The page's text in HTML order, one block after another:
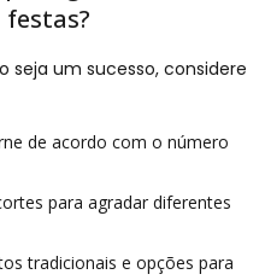
seja um sucesso, considere